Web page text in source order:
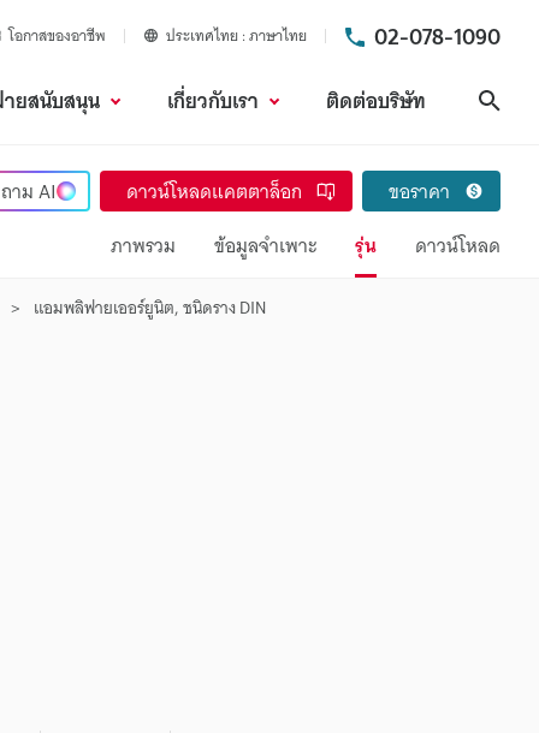
โอกาสของอาชีพ ประเทศไทย ภาษาไทย 02-078-1090
ยสนับสนุน เกี่ยวกับเรา ติดต่อบริษัท
ถามAI ดาวน์โหลดแคตตาล็อก
ขอราคา
ภาพรวม
ข้อมูลจำเพาะ รุ่น ดาวน์โหลด
แอมพลิฟายเออร์ยูนิต, ชนิดราง DIN